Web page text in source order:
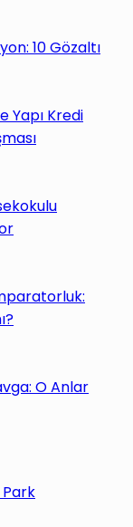
10 Gözaltı
Yapı Kredi
O Anlar
Park